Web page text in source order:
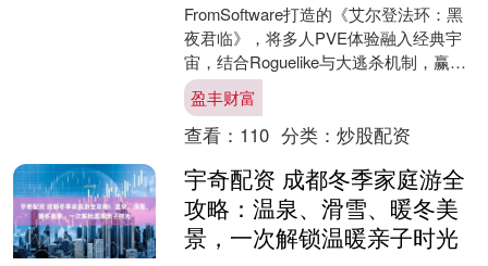
FromSoftware打造的《艾尔登法环：黑
夜君临》，将多人PVE体验融入经典宇
宙，结合Roguelike与大逃杀机制，赢得
了玩家热烈追捧。但你是否在操作中
频....
盈丰财富
查看： 110 分类： 炒股配资
宇奇配资 成都冬季家庭游全
攻略：温泉、滑雪、暖冬美
景，一次解锁温暖亲子时光